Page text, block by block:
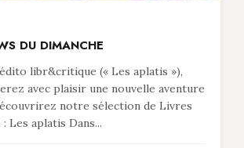
DU DIMANCHE
libr&critique (« Les aplatis »),
avec plaisir une nouvelle aventure
notre sélection de Livres
Les aplatis Dans...